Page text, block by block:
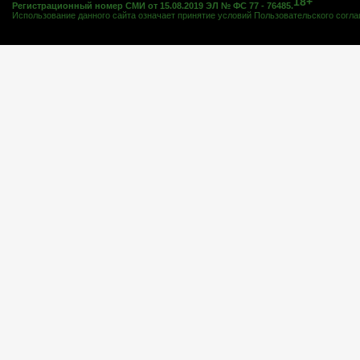
Регистрационный номер СМИ от 15.08.2019 ЭЛ № ФС 77 - 76485.
Использование данного сайта означает принятие условий Пользовательского